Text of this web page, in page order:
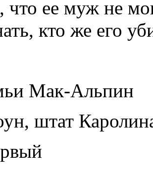
что ее муж не
кто же его
Мак-Альпин
штат